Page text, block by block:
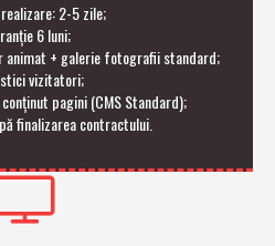
2-5 zile;
6 luni;
animat + galerie fotografii standard;
vizitatori;
pagini (CMS Standard);
finalizarea contractului.